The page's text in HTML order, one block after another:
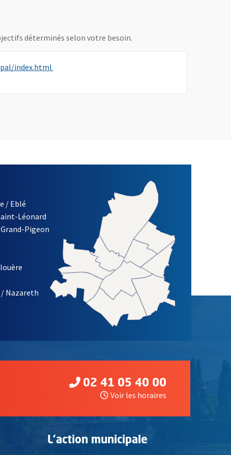
déterminés selon votre besoin.
index.html
D'INFORMATION DES ASSOCIATIONS DE LA VILLE
/ Eblé
Léonard
Pigeon
Nazareth
02 41 05 40 00
Voir les horaires
L'action municipale